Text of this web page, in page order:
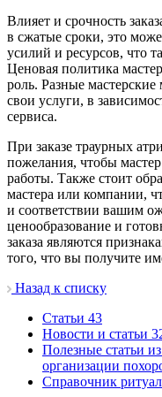
Влияет и срочность
в сжатые сроки, это
усилий и ресурсов, что
Ценовая политика
роль. Разные
свои услуги, в
сервиса.
При заказе траурных
пожелания, чтобы
работы. Также стоит
мастера или компании,
и соответствии вашим
ценообразование и
заказа являются
того, что вы получите
Назад к списку
Cтатьи 43
Новости и статьи
Полезные статьи
организации
Справочник